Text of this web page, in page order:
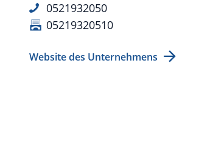
0521932050
05219320510
Website des Unternehmens